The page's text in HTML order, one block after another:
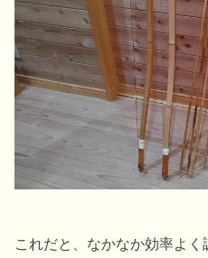
これだと、なかなか効率よく